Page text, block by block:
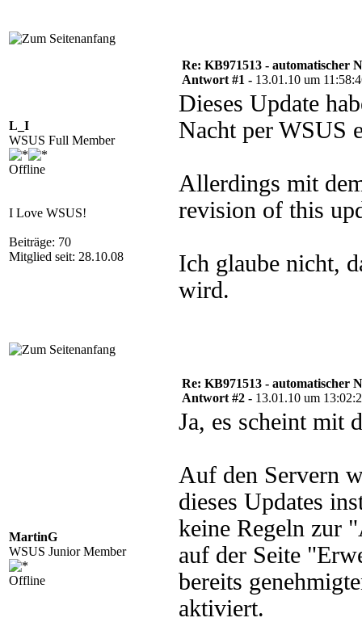
L_I
WSUS Full Member
Offline
I Love WSUS!
Beiträge: 70
Mitglied seit: 28.10.08
Re: KB971513 - automatischer
Antwort #1 - 13.01.10 um
Dieses Update
Nacht per WSUS
Allerdings mit
revision of this
Ich glaube nicht,
wird.
MartinG
WSUS Junior Member
Offline
Re: KB971513 - automatischer
Antwort #2 - 13.01.10 um
Ja, es scheint mit
Auf den Servern
dieses Updates
keine Regeln zur
auf der Seite
bereits
aktiviert.